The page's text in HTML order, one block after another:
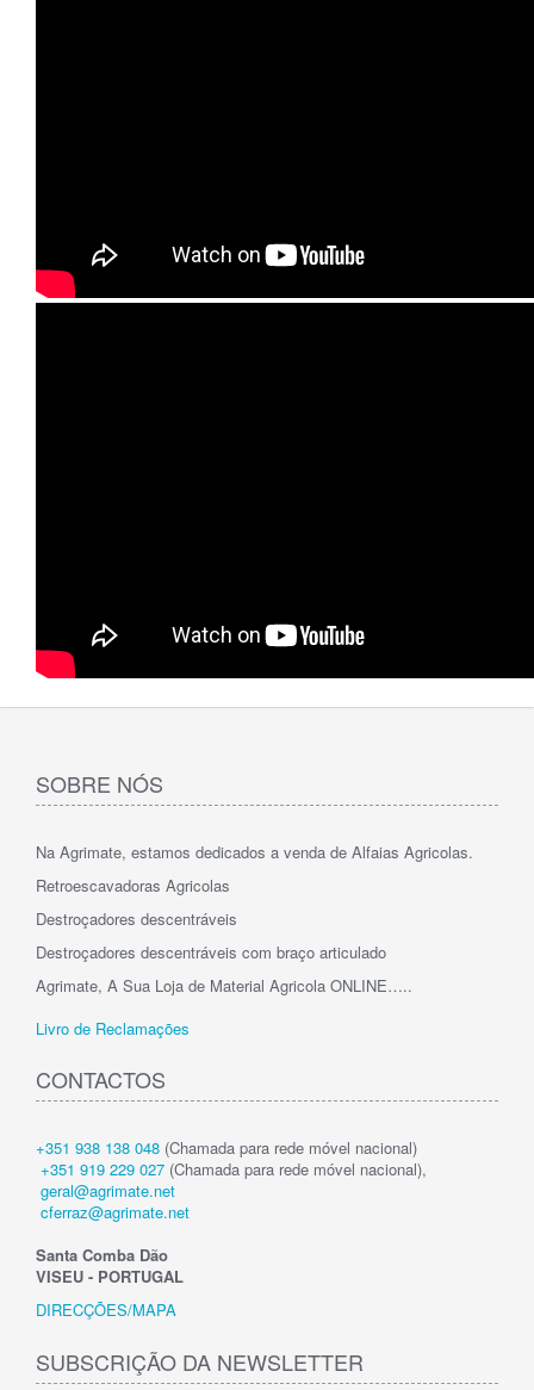
SOBRE NÓS
Na Agrimate, estamos dedicados a venda de Alfaias Agricolas.
Retroescavadoras Agricolas
Destroçadores descentráveis
Destroçadores descentráveis com braço articulado
Agrimate, A Sua Loja de Material Agricola ONLINE…..
Livro de Reclamações
CONTACTOS
+351 938 138 048 (Chamada para rede móvel nacional)
+351 919 229 027 (Chamada para rede móvel nacional),
geral@agrimate.net
cferraz@agrimate.net
Santa Comba Dão
VISEU - PORTUGAL
DIRECÇÕES/MAPA
SUBSCRIÇÃO DA NEWSLETTER